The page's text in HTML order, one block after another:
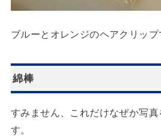
ブルーとオレンジのヘアクリップ
綿棒
すみません、これだけなぜか写
す。